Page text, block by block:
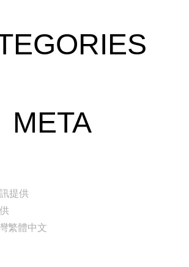
META
提供
繁體中文